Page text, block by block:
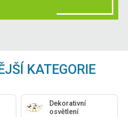
KATEGORIE
Dekorativní
osvětlení